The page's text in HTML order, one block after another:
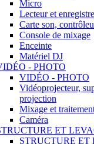
Micro
Lecteur et
Carte son,
Console de mixage
Enceinte
Matériel DJ
- PHOTO
VIDÉO - PHOTO
Vidéoprojecteur,
projection
Mixage et
Caméra
ET
STRUCTURE ET